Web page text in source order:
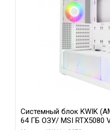
Системный блок KWIK
64 ГБ ОЗУ/ MSI RTX5080